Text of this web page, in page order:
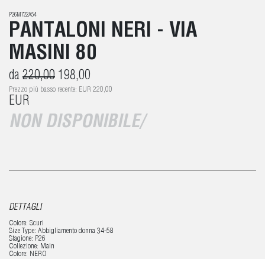
P26M722A54
PANTALONI NERI - VIA
MASINI 80
da 220,00 198,00
Prezzo più basso recente: EUR 220,00
EUR
NON DISPONIBILE/
DETTAGLI
Colore: Scuri
Size Type: Abbigliamento donna 34-58
Stagione: P26
Collezione: Main
Colore: NERO